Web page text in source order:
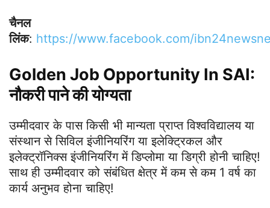
चैनल
लिंक: https://www.facebook.com/
Golden Job Opportunity In SAI:
नौकरी पाने की योग्यता
उम्मीदवार के पास किसी भी मान्यता प्राप्त विश्वविद्यालय या
संस्थान से सिविल इंजीनियरिंग या इलेक्ट्रिकल और
इलेक्ट्रॉनिक्स इंजीनियरिंग में डिप्लोमा या डिग्री होनी चाहिए!
साथ ही उम्मीदवार को संबंधित क्षेत्र में कम से कम 1 वर्ष का
कार्य अनुभव होना चाहिए!